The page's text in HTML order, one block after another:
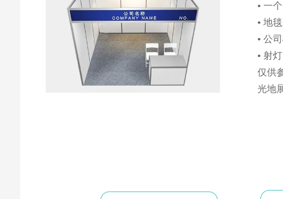
• 一
• 地
• 公
• 射
仅供
光地